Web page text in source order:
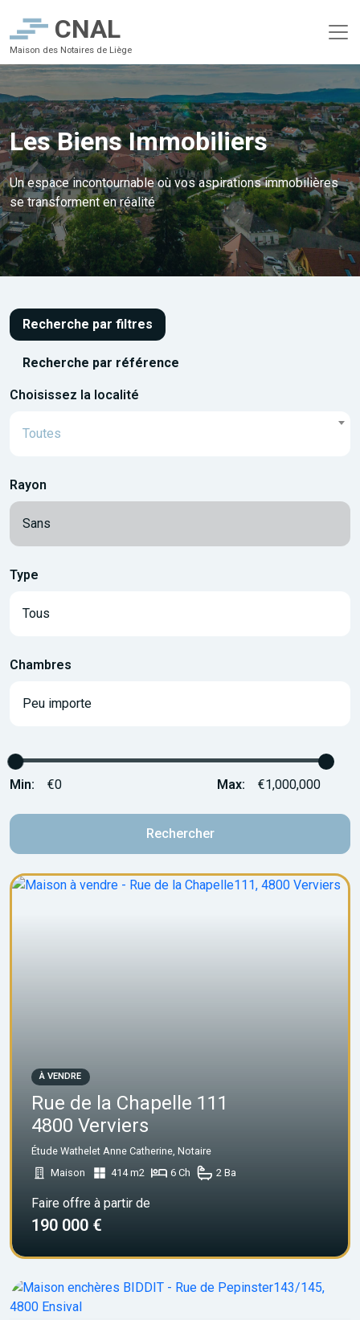
CNAL
Maison des Notaires de Liège
Les Biens Immobiliers
Un espace incontournable où vos aspirations immobilières
se transforment en réalité
Recherche par filtres
Recherche par référence
Choisissez la localité
Toutes
Rayon
Type
Chambres
Min: €0 Max: €1,000,000
Rechercher
À VENDRE
Rue de la Chapelle 111
4800 Verviers
Étude Wathelet Anne Catherine, Notaire
Maison
414 m2 6 Ch 2 Ba
Faire offre à partir de
190 000 €